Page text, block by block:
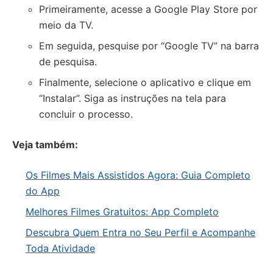
Primeiramente, acesse a Google Play Store por
meio da TV.
Em seguida, pesquise por “Google TV” na barra
de pesquisa.
Finalmente, selecione o aplicativo e clique em
“Instalar”. Siga as instruções na tela para
concluir o processo.
Veja também:
Os Filmes Mais Assistidos Agora: Guia Completo
do App
Melhores Filmes Gratuitos: App Completo
Descubra Quem Entra no Seu Perfil e Acompanhe
Toda Atividade